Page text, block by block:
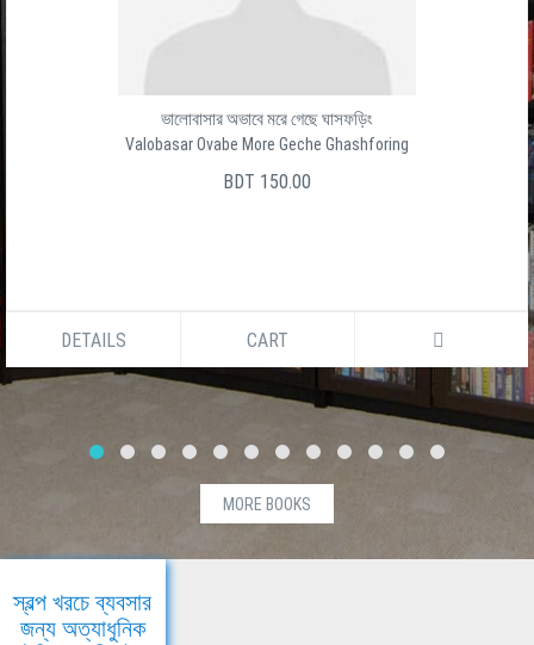
ভালোবাসার অভাবে মরে গেছে ঘাসফড়িং
Valobasar Ovabe More Geche Ghashforing
BDT 150.00
DETAILS CART
MORE BOOKS
স্বল্প খরচে ব্যবসার
জন্য অত্যাধুনিক